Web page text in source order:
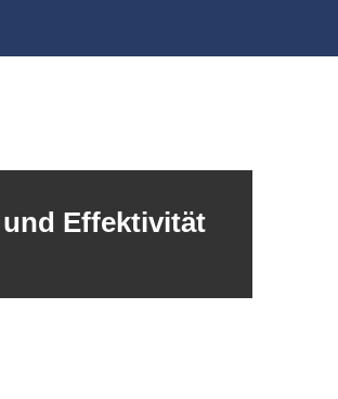
Effektivität